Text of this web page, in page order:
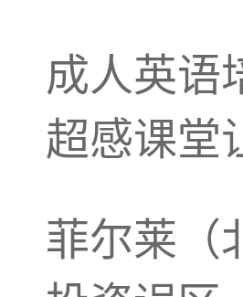
成人英语
超感课堂
菲尔莱（